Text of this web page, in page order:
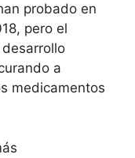
probado en
pero el
a
medicamentos